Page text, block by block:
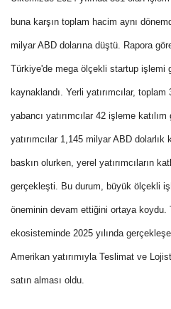
buna karşın toplam hacim aynı
milyar ABD dolarına düştü. Rapora
Türkiye'de mega ölçekli startup işlemi
kaynaklandı. Yerli yatırımcılar,
yabancı yatırımcılar 42 işleme
yatırımcılar 1,145 milyar ABD dolarlık
baskın olurken, yerel yatırımcıların
gerçekleşti. Bu durum, büyük ölçekli
öneminin devam ettiğini ortaya koydu.
ekosisteminde 2025 yılında
Amerikan yatırımıyla Teslimat ve
satın alması oldu.